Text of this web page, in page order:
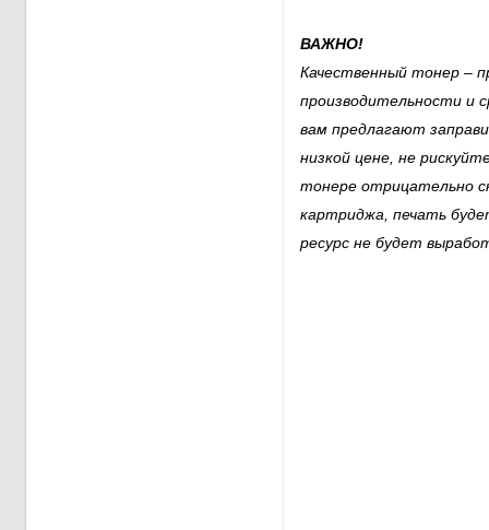
ВАЖНО!
Качественный тонер –
производительности и
вам предлагают
низкой цене, не
тонере отрицательно
картриджа, печать
ресурс не будет